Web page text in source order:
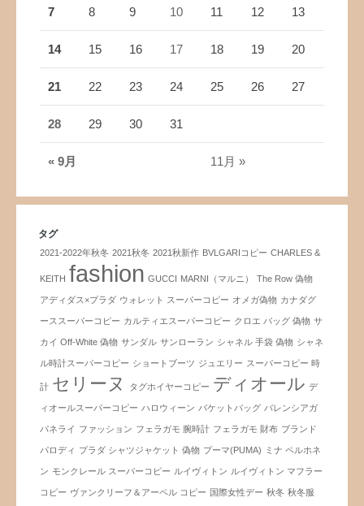
« 9月 11月 »
7 8 9 10 11 12 13
14 15 16 17 18 19 20
21 22 23 24 25 26 27
28 29 30 31
タグ
2021-2022年秋冬 2021秋冬 2021秋新作 BVLGARIコピー CHARLES &
KEITH fashion GUCCI MARNI（マルニ） The Row 偽物
アディダス×プラダ ウォレット スーパーコピー オメガ偽物 カナダグ
ーススーパーコピー カルティエスーパーコピー クロエ バッグ 偽物 サ
カイ Off-White 偽物 サンダル サンローラン シャネル 手袋 偽物 シャネ
ル時計スーパーコピー ショートブーツ ジュエリー スーパーコピー 時
計 セリーヌ タグホイヤーコピー ディオール デ
ィオールスーパーコピー ハロウィーン バケットバッグ バレンシアガ
パネライ ファッション フェラガモ 腕時計 フェラガモ 財布 ブランド
パロディ プラダ シャツジャケット 偽物 プーマ(PUMA) ミナ ペルホネ
ン モンクレール スーパーコピー ルイヴィトン ルイヴィトン マフラー
コピー ヴァンクリーフ＆アーペル コピー 国際女性デー 秋冬 秋冬服